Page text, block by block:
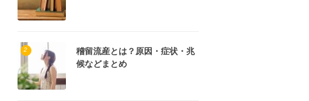
2
稽留流産とは？原因・症状・兆
候などまとめ